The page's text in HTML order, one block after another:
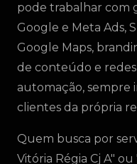
pode trabalhar com
Google e Meta Ads,
Google Maps,
de conteúdo e
automação, sempre
clientes da própria
Quem busca por
Vitória Régia Cj A"